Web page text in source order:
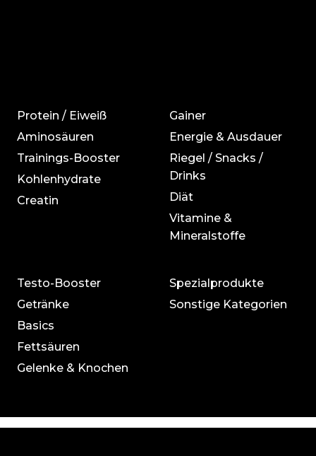
Protein / Eiweiß
Aminosäuren
Trainings-Booster
Kohlenhydrate
Creatin
Gainer
Energie & Ausdauer
Riegel / Snacks /
Drinks
Diät
Vitamine &
Mineralstoffe
Testo-Booster
Getränke
Basics
Fettsäuren
Gelenke & Knochen
Spezialprodukte
Sonstige Kategorien